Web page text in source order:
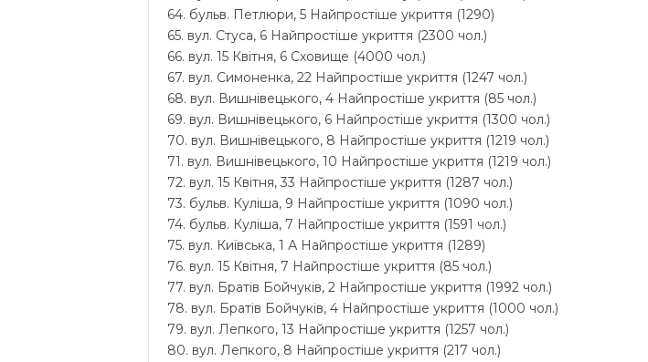
64. бульв. Петлюри, 5 Найпростіше укриття (1290)
65. вул. Стуса, 6 Найпростіше укриття (2300 чол.)
66. вул. 15 Квітня, 6 Сховище (4000 чол.)
67. вул. Симоненка, 22 Найпростіше укриття (1247 чол.)
68. вул. Вишнівецького, 4 Найпростіше укриття (85 чол.)
69. вул. Вишнівецького, 6 Найпростіше укриття (1300 чол.)
70. вул. Вишнівецького, 8 Найпростіше укриття (1219 чол.)
71. вул. Вишнівецького, 10 Найпростіше укриття (1219 чол.)
72. вул. 15 Квітня, 33 Найпростіше укриття (1287 чол.)
73. бульв. Куліша, 9 Найпростіше укриття (1090 чол.)
74. бульв. Куліша, 7 Найпростіше укриття (1591 чол.)
75. вул. Київська, 1 А Найпростіше укриття (1289)
76. вул. 15 Квітня, 7 Найпростіше укриття (85 чол.)
77. вул. Братів Бойчуків, 2 Найпростіше укриття (1992 чол.)
78. вул. Братів Бойчуків, 4 Найпростіше укриття (1000 чол.)
79. вул. Лепкого, 13 Найпростіше укриття (1257 чол.)
80. вул. Лепкого, 8 Найпростіше укриття (217 чол.)